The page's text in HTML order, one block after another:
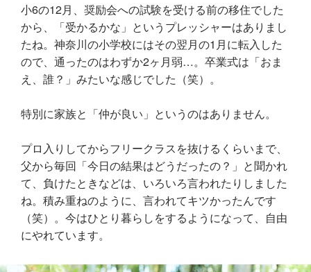
小6の12月、奨励会への試験を受ける前の移住でした
から、「受かるかな」というプレッシャーはありまし
たね。神奈川の小学校にはその翌月の1月に転入した
ので、通ったのはわずか2ヶ月弱…。卒業式は「おま
え、誰？」みたいな感じでした（笑）。
特別に家族と「仲が良い」というのはありません。
プロ入りしてからフリークラスを抜けるくらいまで、
父から毎回「今日の結果はどうだったの？」と聞かれ
て、負けたときなどは、いろいろ言われたりしました
ね。積み重ねのように、言われてキツかったんです
（笑）。今はひとり暮らしをするようになって、自由
にやれています。